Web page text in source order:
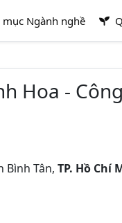
mục Ngành nghề
Hoa -
Bình Tân, TP. Hồ Chí